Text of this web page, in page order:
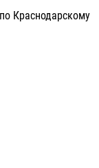
Краснодарскому